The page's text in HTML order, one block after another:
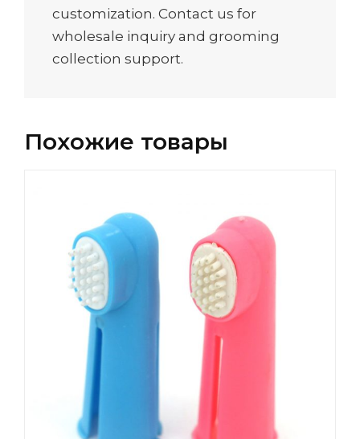
customization. Contact us for
wholesale inquiry and grooming
collection support.
Похожие товары